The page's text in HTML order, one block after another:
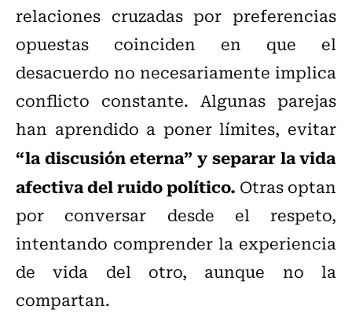
relaciones cruzadas por preferencias
opuestas coinciden en que el
desacuerdo no necesariamente implica
conflicto constante. Algunas parejas
han aprendido a poner límites, evitar
“la discusión eterna” y separar la vida
afectiva del ruido político. Otras optan
por conversar desde el respeto,
intentando comprender la experiencia
de vida del otro, aunque no la
compartan.